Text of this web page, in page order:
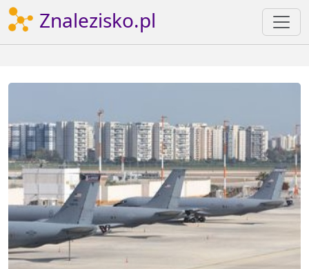
Znalezisko.pl